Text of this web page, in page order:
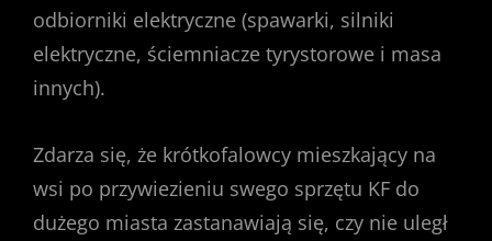
odbiorniki elektryczne (spawarki, silniki
elektryczne, ściemniacze tyrystorowe i masa
innych).
Zdarza się, że krótkofalowcy mieszkający na
wsi po przywiezieniu swego sprzętu KF do
dużego miasta zastanawiają się, czy nie uległ